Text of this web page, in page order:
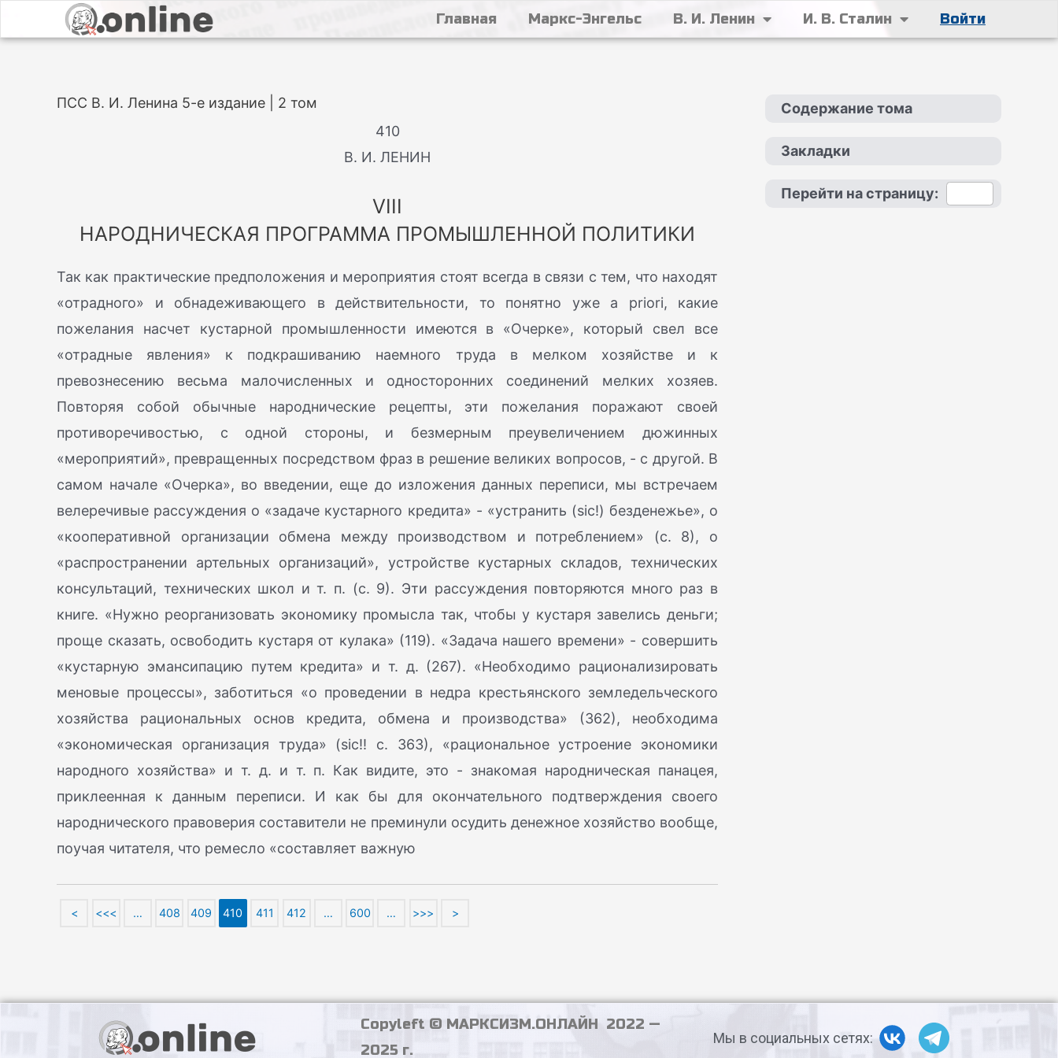
Главная Маркс-Энгельс В. И. Ленин И. В. Сталин Войти
ПСС В. И. Ленина 5-е издание | 2 том
410
В. И. ЛЕНИН
VIII
НАРОДНИЧЕСКАЯ ПРОГРАММА ПРОМЫШЛЕННОЙ ПОЛИТИКИ
Так как практические предположения и мероприятия стоят всегда в связи с тем, что находят
«отрадного» и обнадеживающего в действительности, то понятно уже a priori, какие
пожелания насчет кустарной промышленности имеются в «Очерке», который свел все
«отрадные явления» к подкрашиванию наемного труда в мелком хозяйстве и к
превознесению весьма малочисленных и односторонних соединений мелких хозяев.
Повторяя собой обычные народнические рецепты, эти пожелания поражают своей
противоречивостью, с одной стороны, и безмерным преувеличением дюжинных
«мероприятий», превращенных посредством фраз в решение великих вопросов, - с другой. В
самом начале «Очерка», во введении, еще до изложения данных переписи, мы встречаем
велеречивые рассуждения о «задаче кустарного кредита» - «устранить (sic!) безденежье», о
«кооперативной организации обмена между производством и потреблением» (с. 8), о
«распространении артельных организаций», устройстве кустарных складов, технических
консультаций, технических школ и т. п. (с. 9). Эти рассуждения повторяются много раз в
книге. «Нужно реорганизовать экономику промысла так, чтобы у кустаря завелись деньги;
проще сказать, освободить кустаря от кулака» (119). «Задача нашего времени» - совершить
«кустарную эмансипацию путем кредита» и т. д. (267). «Необходимо рационализировать
меновые процессы», заботиться «о проведении в недра крестьянского земледельческого
хозяйства рациональных основ кредита, обмена и производства» (362), необходима
«экономическая организация труда» (sic!! с. 363), «рациональное устроение экономики
народного хозяйства» и т. д. и т. п. Как видите, это - знакомая народническая панацея,
приклеенная к данным переписи. И как бы для окончательного подтверждения своего
народнического правоверия составители не преминули осудить денежное хозяйство вообще,
поучая читателя, что ремесло «составляет важную
< <<< … 408 409 410 411 412 … 600 … >>> >
Содержание тома
Закладки
Перейти на страницу:
Copyleft © МАРКСИЗМ.ОНЛАЙН 2022 —
2025 г.
Мы в социальных сетях: